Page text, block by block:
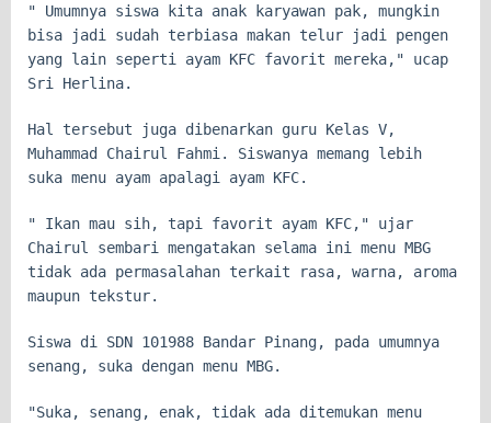
" Umumnya siswa kita anak karyawan pak, mungkin
bisa jadi sudah terbiasa makan telur jadi pengen
yang lain seperti ayam KFC favorit mereka," ucap
Sri Herlina.
Hal tersebut juga dibenarkan guru Kelas V,
Muhammad Chairul Fahmi. Siswanya memang lebih
suka menu ayam apalagi ayam KFC.
" Ikan mau sih, tapi favorit ayam KFC," ujar
Chairul sembari mengatakan selama ini menu MBG
tidak ada permasalahan terkait rasa, warna, aroma
maupun tekstur.
Siswa di SDN 101988 Bandar Pinang, pada umumnya
senang, suka dengan menu MBG.
"Suka, senang, enak, tidak ada ditemukan menu